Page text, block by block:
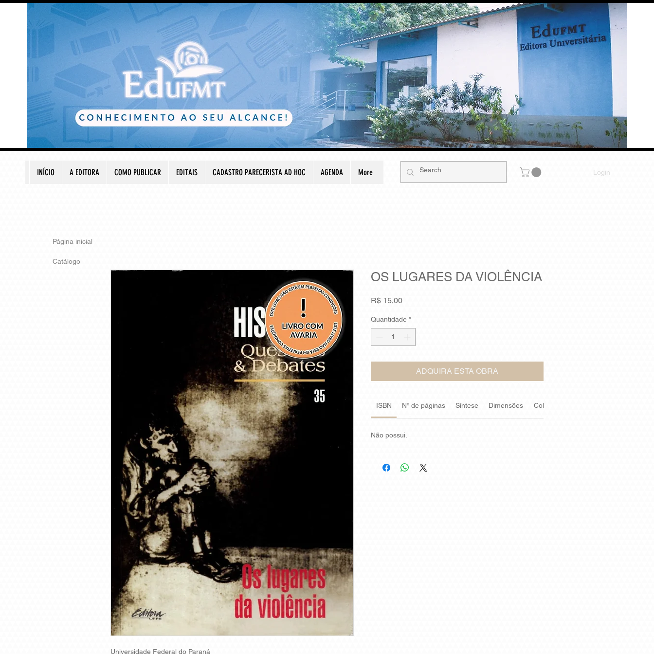
INÍCIO A EDITORA COMO PUBLICAR EDITAIS CADASTRO PARECERISTA AD HOC AGENDA More Login
Página inicial
Catálogo
Universidade Federal do Paraná
OS LUGARES DA VIOLÊNCIA
R$ 15,00Preço
Quantidade *
ADQUIRA ESTA OBRA
ISBN Nº de páginas Síntese Dimensões Coleção
Não possui.